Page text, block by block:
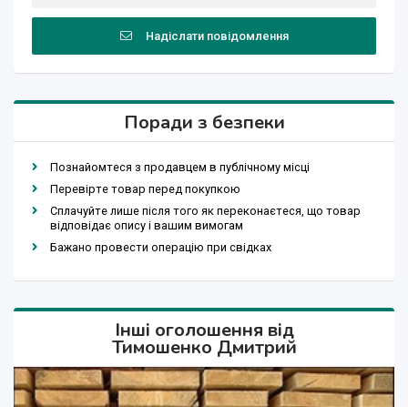
Надіслати повідомлення
Поради з безпеки
Познайомтеся з продавцем в публічному місці
Перевірте товар перед покупкою
Сплачуйте лише після того як переконаєтеся, що товар
відповідає опису і вашим вимогам
Бажано провести операцію при свідках
Інші оголошення від
Тимошенко Дмитрий